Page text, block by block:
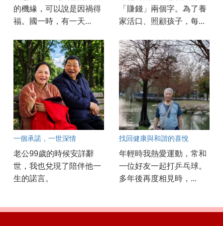
的機緣，可以說是因禍得
福。國一時，有一天...
「賺錢」兩個字。為了養
家活口、照顧孩子，每...
一個承諾，一世深情
老公99歲的時候安詳辭
世，我也兌現了陪伴他一
生的諾言。
找回健康與和諧的喜悅
年輕時我熱愛運動，常和
一位好友一起打乒乓球。
多年後再度相見時，...